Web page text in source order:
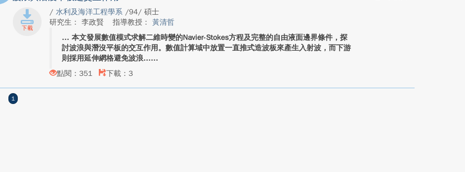
/ 水利及海洋工程學系 /94/ 碩士
研究生： 李政賢
指導教授： 黃清哲
本文發展數值模式求解二維時變的Navier-Stokes方程及完整的自由液面邊界條件，探
討波浪與潛沒平板的交互作用。數值計算域中放置一直推式造波板來產生入射波，而下游
則採用延伸網格避免波浪...
點閱：351
下載：3
1